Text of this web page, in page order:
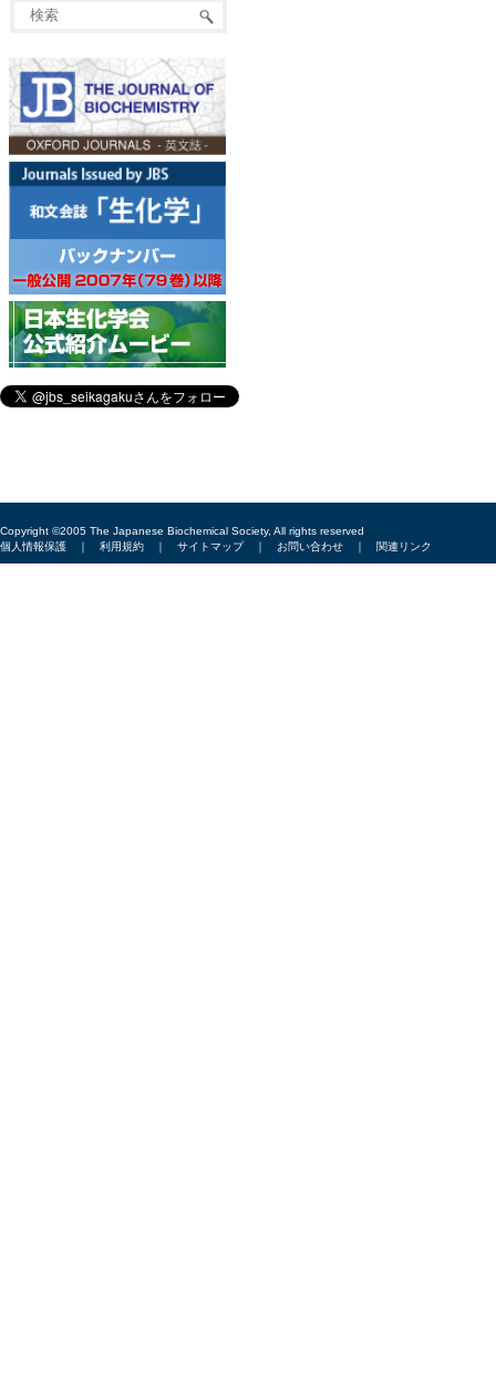
Copyright ©2005 The Japanese Biochemical Society, All rights reserved
個人情報保護 ｜ 利用規約 ｜ サイトマップ｜ お問い合わせ ｜ 関連リンク